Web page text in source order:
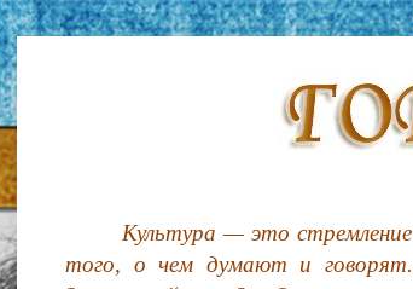
Культура — это
того, о чем думают и